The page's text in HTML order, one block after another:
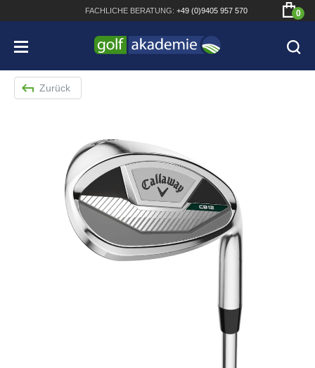
FACHLICHE BERATUNG: +49 (0)9405 957 570 0
Bridgestone JGR Driver 2018
Cobra King F8+ Driver
Titleist Pro V1x mit gratis Schriftaufdruck
Bennington Waterproof QO14 Sport Cartbag
Zurück